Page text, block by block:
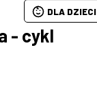
- cykl
DLA DZIECI